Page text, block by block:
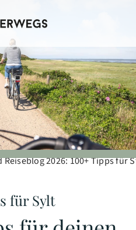
Reiseblog 2026: 100+ Tipps für
für Sylt